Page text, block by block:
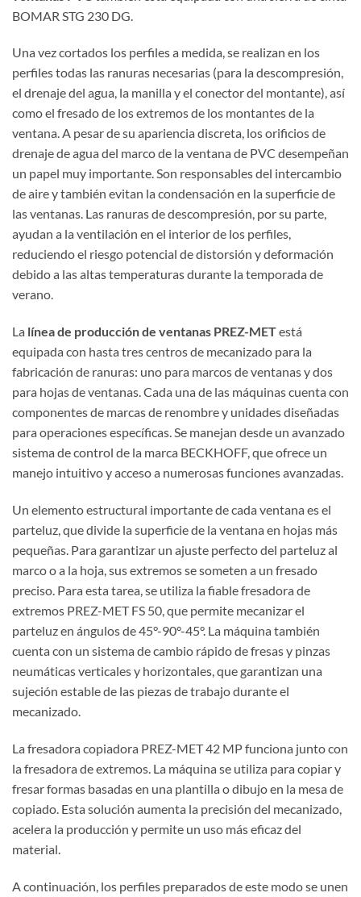
BOMAR STG 230 DG.
Una vez cortados los perfiles a medida, se realizan en los
perfiles todas las ranuras necesarias (para la descompresión,
el drenaje del agua, la manilla y el conector del montante), así
como el fresado de los extremos de los montantes de la
ventana. A pesar de su apariencia discreta, los orificios de
drenaje de agua del marco de la ventana de PVC desempeñan
un papel muy importante. Son responsables del intercambio
de aire y también evitan la condensación en la superficie de
las ventanas. Las ranuras de descompresión, por su parte,
ayudan a la ventilación en el interior de los perfiles,
reduciendo el riesgo potencial de distorsión y deformación
debido a las altas temperaturas durante la temporada de
verano.
La línea de producción de ventanas PREZ-METestá
equipada con hasta tres centros de mecanizado para la
fabricación de ranuras: uno para marcos de ventanas y dos
para hojas de ventanas. Cada una de las máquinas cuenta con
componentes de marcas de renombre y unidades diseñadas
para operaciones específicas. Se manejan desde un avanzado
sistema de control de la marca BECKHOFF, que ofrece un
manejo intuitivo y acceso a numerosas funciones avanzadas.
Un elemento estructural importante de cada ventana es el
parteluz, que divide la superficie de la ventana en hojas más
pequeñas. Para garantizar un ajuste perfecto del parteluz al
marco o a la hoja, sus extremos se someten a un fresado
preciso. Para esta tarea, se utiliza la fiable fresadora de
extremos PREZ-MET FS 50, que permite mecanizar el
parteluz en ángulos de 45°-90°-45°. La máquina también
cuenta con un sistema de cambio rápido de fresas y pinzas
neumáticas verticales y horizontales, que garantizan una
sujeción estable de las piezas de trabajo durante el
mecanizado.
La fresadora copiadora PREZ-MET 42 MP funciona junto con
la fresadora de extremos. La máquina se utiliza para copiar y
fresar formas basadas en una plantilla o dibujo en la mesa de
copiado. Esta solución aumenta la precisión del mecanizado,
acelera la producción y permite un uso más eficaz del
material.
A continuación, los perfiles preparados de este modo se unen